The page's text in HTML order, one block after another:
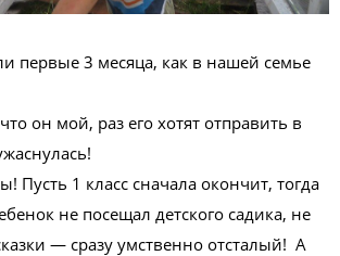
первые 3 месяца, как в нашей семье
он мой, раз его хотят отправить в
Пусть 1 класс сначала окончит, тогда
не посещал детского садика, не
— сразу умственно отсталый! А